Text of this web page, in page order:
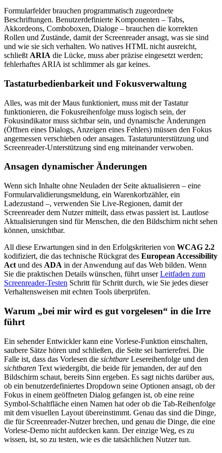
Formularfelder brauchen programmatisch zugeordnete
Beschriftungen. Benutzerdefinierte Komponenten – Tabs,
Akkordeons, Comboboxen, Dialoge – brauchen die korrekten
Rollen und Zustände, damit der Screenreader ansagt, was sie sind
und wie sie sich verhalten. Wo natives HTML nicht ausreicht,
schließt ARIA die Lücke, muss aber präzise eingesetzt werden;
fehlerhaftes ARIA ist schlimmer als gar keines.
Tastaturbedienbarkeit und Fokusverwaltung
Alles, was mit der Maus funktioniert, muss mit der Tastatur
funktionieren, die Fokusreihenfolge muss logisch sein, der
Fokusindikator muss sichtbar sein, und dynamische Änderungen
(Öffnen eines Dialogs, Anzeigen eines Fehlers) müssen den Fokus
angemessen verschieben oder ansagen. Tastaturunterstützung und
Screenreader-Unterstützung sind eng miteinander verwoben.
Ansagen dynamischer Änderungen
Wenn sich Inhalte ohne Neuladen der Seite aktualisieren – eine
Formularvalidierungsmeldung, ein Warenkorbzähler, ein
Ladezustand –, verwenden Sie Live-Regionen, damit der
Screenreader dem Nutzer mitteilt, dass etwas passiert ist. Lautlose
Aktualisierungen sind für Menschen, die den Bildschirm nicht sehen
können, unsichtbar.
All diese Erwartungen sind in den Erfolgskriterien von WCAG 2.2
kodifiziert, die das technische Rückgrat des European Accessibility
Act und des ADA in der Anwendung auf das Web bilden. Wenn
Sie die praktischen Details wünschen, führt unserLeitfaden zum
Screenreader-Testen Schritt für Schritt durch, wie Sie jedes dieser
Verhaltensweisen mit echten Tools überprüfen.
Warum „bei mir wird es gut vorgelesen“ in die Irre
führt
Ein sehender Entwickler kann eine Vorlese-Funktion einschalten,
saubere Sätze hören und schließen, die Seite sei barrierefrei. Die
Falle ist, dass das Vorlesen die sichtbare Lesereihenfolge und den
sichtbaren Text wiedergibt, die beide für jemanden, der auf den
Bildschirm schaut, bereits Sinn ergeben. Es sagt nichts darüber aus,
ob ein benutzerdefiniertes Dropdown seine Optionen ansagt, ob der
Fokus in einem geöffneten Dialog gefangen ist, ob eine reine
Symbol-Schaltfläche einen Namen hat oder ob die Tab-Reihenfolge
mit dem visuellen Layout übereinstimmt. Genau das sind die Dinge,
die für Screenreader-Nutzer brechen, und genau die Dinge, die eine
Vorlese-Demo nicht aufdecken kann. Der einzige Weg, es zu
wissen, ist, so zu testen, wie es die tatsächlichen Nutzer tun.